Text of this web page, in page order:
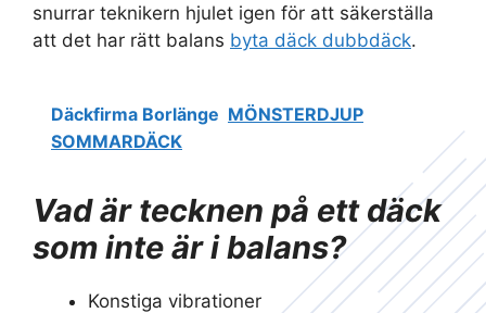
snurrar teknikern hjulet igen för att säkerställa
att det har rätt balans byta däck dubbdäck.
Däckfirma Borlänge MÖNSTERDJUP
SOMMARDÄCK
Vad är tecknen på ett däck
som inte är i balans?
Konstiga vibrationer